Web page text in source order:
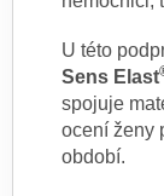
U této
Sens Elast
spojuje
ocení ženy
období.